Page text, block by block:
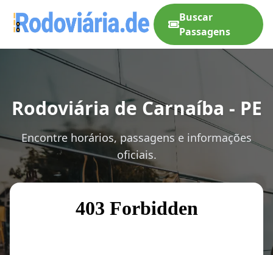
Buscar
Passagens
Rodoviária de Carnaíba - PE
Encontre horários, passagens e informações
oficiais.